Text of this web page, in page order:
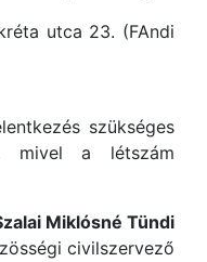
utca 23. (FAndi
szükséges
mivel a létszám
Miklósné Tündi
civilszervező